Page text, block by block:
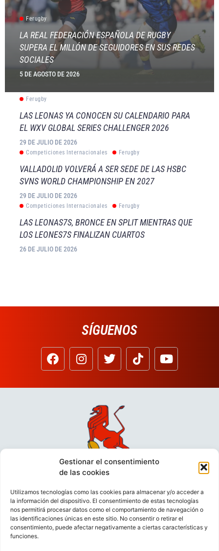
Gestionar el consentimiento
de las cookies
Utilizamos tecnologías como las cookies para almacenar y/o acceder a
la información del dispositivo. El consentimiento de estas tecnologías
nos permitirá procesar datos como el comportamiento de navegación o
las identificaciones únicas en este sitio. No consentir o retirar el
consentimiento, puede afectar negativamente a ciertas características y
funciones.
Ferugby
LA REAL FEDERACIÓN ESPAÑOLA DE RUGBY
SUPERA EL MILLÓN DE SEGUIDORES EN SUS REDES
SOCIALES
5 DE AGOSTO DE 2026
Ferugby
LAS LEONAS YA CONOCEN SU CALENDARIO PARA
EL WXV GLOBAL SERIES CHALLENGER 2026
29 DE JULIO DE 2026
Competiciones Internacionales Ferugby
VALLADOLID VOLVERÁ A SER SEDE DE LAS HSBC
SVNS WORLD CHAMPIONSHIP EN 2027
29 DE JULIO DE 2026
Competiciones Internacionales Ferugby
LAS LEONAS7S, BRONCE EN SPLIT MIENTRAS QUE
LOS LEONES7S FINALIZAN CUARTOS
26 DE JULIO DE 2026
SÍGUENOS